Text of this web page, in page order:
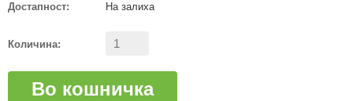
Достапност: На залиха
Количина:
Во кошничка